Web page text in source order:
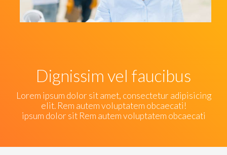
Dignissim vel faucibus
Lorem ipsum dolor sit amet, consectetur adipisicing
elit. Rem autem voluptatem obcaecati!
ipsum dolor sit Rem autem voluptatem obcaecati